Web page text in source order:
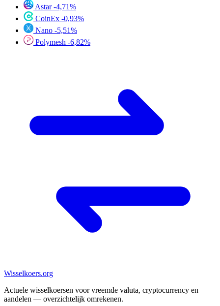
Astar -4,71%
CoinEx -0,93%
Nano -5,51%
Polymesh -6,82%
Wisselkoers.org
Actuele wisselkoersen voor vreemde valuta, cryptocurrency en
aandelen — overzichtelijk omrekenen.